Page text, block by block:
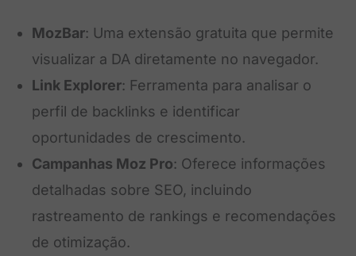
MozBar: Uma extensão gratuita que permite
visualizar a DA diretamente no navegador.
Link Explorer: Ferramenta para analisar o
perfil de backlinks e identificar
oportunidades de crescimento.
Campanhas Moz Pro: Oferece informações
detalhadas sobre SEO, incluindo
rastreamento de rankings e recomendações
de otimização.